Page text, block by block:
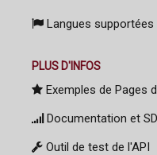
Langues supportées
PLUS D'INFOS
Exemples de Pages
Documentation et
Outil de test de l'API